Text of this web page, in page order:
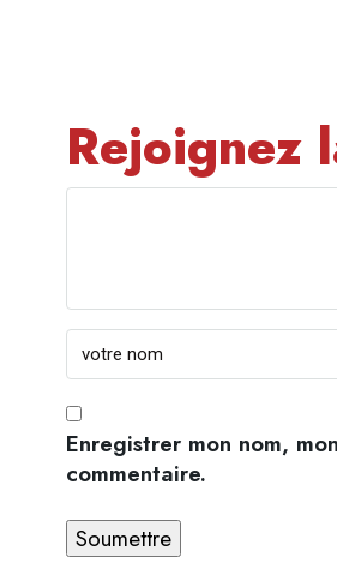
Rejoignez
Enregistrer mon nom,
commentaire.